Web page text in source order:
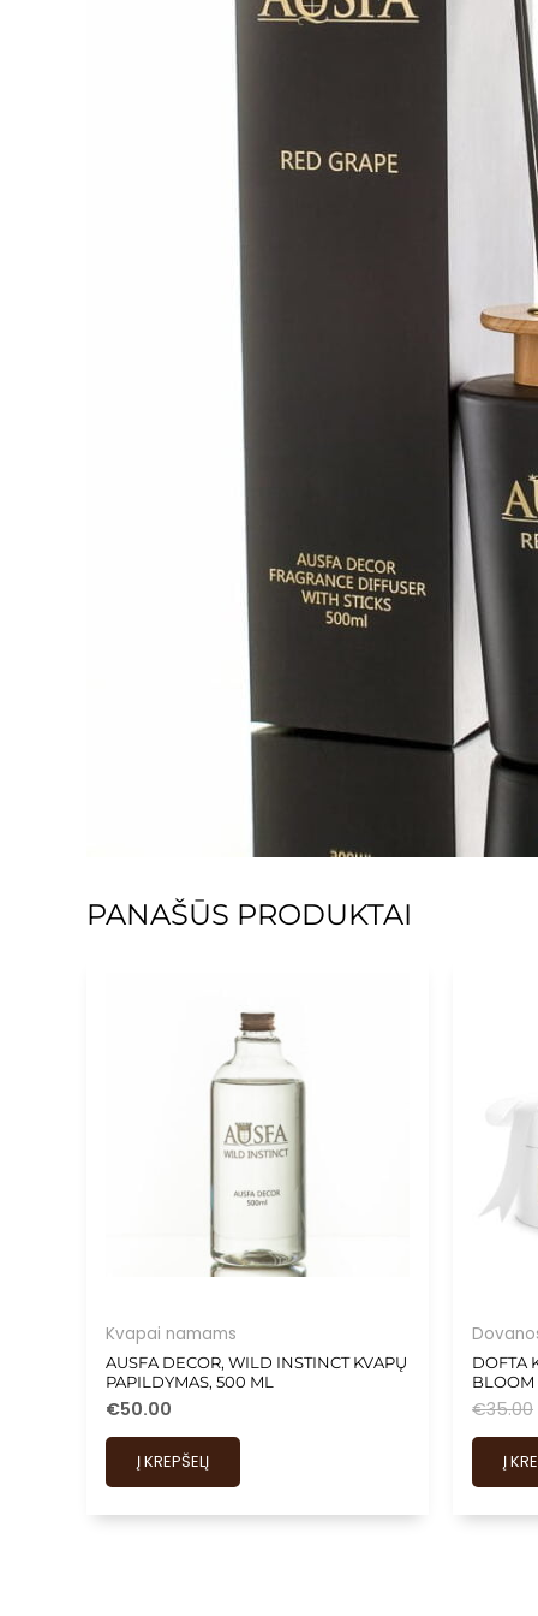
PANAŠŪS PRODUKTAI
Kvapai namams
AUSFA DECOR, WILD INSTINCT KVAPŲ
PAPILDYMAS, 500 ML
€50.00
Į KREPŠELĮ
DOFTA
BLOOM
€35.00
Į